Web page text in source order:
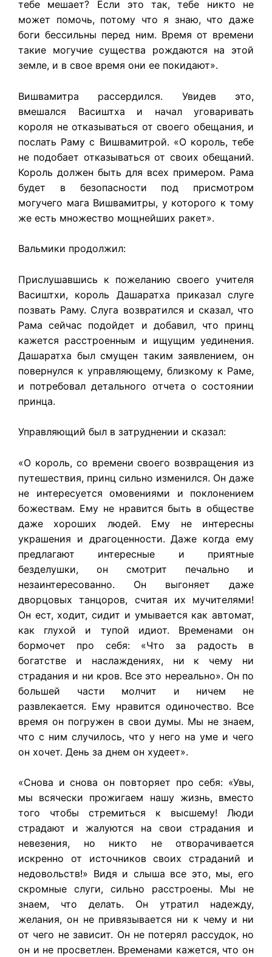
тебе мешает? Если это так, тебе никто не
может помочь, потому что я знаю, что даже
боги бессильны перед ним. Время от времени
такие могучие существа рождаются на этой
земле, и в свое время они ее покидают».
Вишвамитра рассердился. Увидев это,
вмешался Васиштха и начал уговаривать
короля не отказываться от своего обещания, и
послать Раму с Вишвамитрой. «О король, тебе
не подобает отказываться от своих обещаний.
Король должен быть для всех примером. Рама
будет в безопасности под присмотром
могучего мага Вишвамитры, у которого к тому
же есть множество мощнейших ракет».
Вальмики продолжил:
Прислушавшись к пожеланию своего учителя
Васиштхи, король Дашаратха приказал слуге
позвать Раму. Слуга возвратился и сказал, что
Рама сейчас подойдет и добавил, что принц
кажется расстроенным и ищущим уединения.
Дашаратха был смущен таким заявлением, он
повернулся к управляющему, близкому к Раме,
и потребовал детального отчета о состоянии
принца.
Управляющий был в затруднении и сказал:
«О король, со времени своего возвращения из
путешествия, принц сильно изменился. Он даже
не интересуется омовениями и поклонением
божествам. Ему не нравится быть в обществе
даже хороших людей. Ему не интересны
украшения и драгоценности. Даже когда ему
предлагают интересные и приятные
безделушки, он смотрит печально и
незаинтересованно. Он выгоняет даже
дворцовых танцоров, считая их мучителями!
Он ест, ходит, сидит и умывается как автомат,
как глухой и тупой идиот. Временами он
бормочет про себя: «Что за радость в
богатстве и наслаждениях, ни к чему ни
страдания и ни кров. Все это нереально». Он по
большей части молчит и ничем не
развлекается. Ему нравится одиночество. Все
время он погружен в свои думы. Мы не знаем,
что с ним случилось, что у него на уме и чего
он хочет. День за днем он худеет».
«Снова и снова он повторяет про себя: «Увы,
мы всячески прожигаем нашу жизнь, вместо
того чтобы стремиться к высшему! Люди
страдают и жалуются на свои страдания и
невезения, но никто не отворачивается
искренно от источников своих страданий и
недовольств!» Видя и слыша все это, мы, его
скромные слуги, сильно расстроены. Мы не
знаем, что делать. Он утратил надежду,
желания, он не привязывается ни к чему и ни
от чего не зависит. Он не потерял рассудок, но
он и не просветлен. Временами кажется, что он